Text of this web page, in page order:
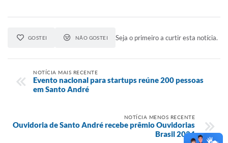
GOSTEI NÃO GOSTEI Seja o primeiro a curtir esta notícia.
NOTÍCIA MAIS RECENTE
Evento nacional para startups reúne 200 pessoas
em Santo André
NOTÍCIA MENOS RECENTE
Ouvidoria de Santo André recebe prêmio Ouvidorias
Brasil 2024